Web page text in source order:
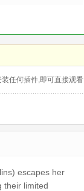
装任何插件,即可直接观看
escapes her
their limited